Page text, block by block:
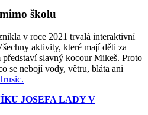
školu
v roce 2021 trvalá interaktivní
aktivity, které mají děti za
slavný kocour Mikeš. Proto
se nebojí vody, větru, bláta ani
JOSEFA LADY V